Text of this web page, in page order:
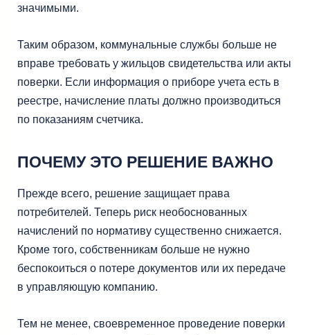
значимыми.
Таким образом, коммунальные службы больше не
вправе требовать у жильцов свидетельства или акты
поверки. Если информация о приборе учета есть в
реестре, начисление платы должно производиться
по показаниям счетчика.
ПОЧЕМУ ЭТО РЕШЕНИЕ ВАЖНО
Прежде всего, решение защищает права
потребителей. Теперь риск необоснованных
начислений по нормативу существенно снижается.
Кроме того, собственникам больше не нужно
беспокоиться о потере документов или их передаче
в управляющую компанию.
Тем не менее, своевременное проведение поверки